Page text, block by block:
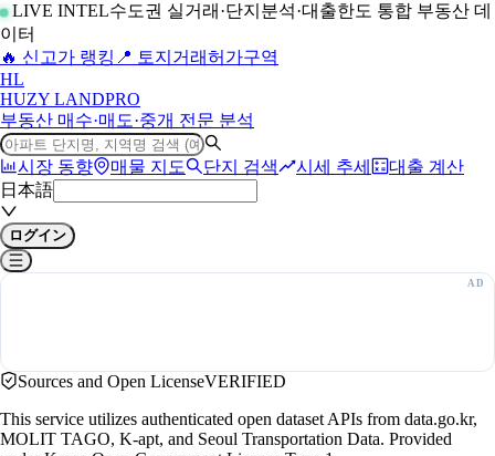
LIVE INTEL수도권 실거래·단지분석·대출한도 통합 부동산 데
이터
🔥 신고가 랭킹 📍 토지거래허가구역
HL
HUZY LANDPRO
부동산 매수·매도·중개 전문 분석
시장 동향 매물 지도 단지 검색 시세 추세
대출 계산
日本語
ログイン
Sources and Open LicenseVERIFIED
This service utilizes authenticated open dataset APIs from data.go.kr,
MOLIT TAGO, K-apt, and Seoul Transportation Data. Provided